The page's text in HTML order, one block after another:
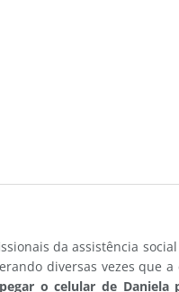
da assistência
diversas vezes que
o celular de